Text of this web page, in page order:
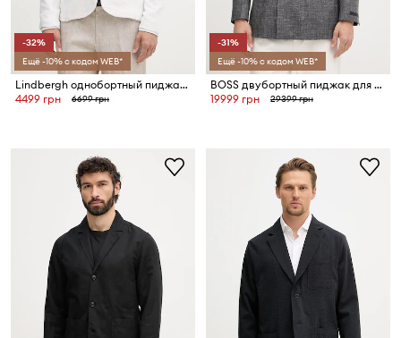
-32%
Ещё -10% с кодом WEB*
Lindbergh однобортный пиджак для мужчин со льном
4499 грн
6699 грн
-31%
Ещё -10% с кодом WEB*
BOSS двубортный пиджак для мужчин с шерстью BOSS X DAVID BECKHAM
19999 грн
29399 грн